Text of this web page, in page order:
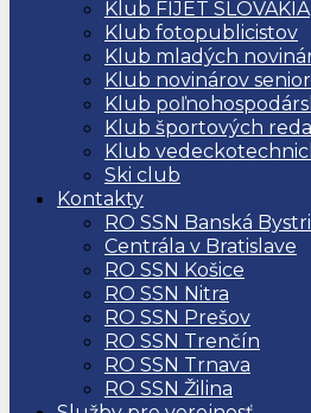
Klub FIJET SLOVAKIA
Klub fotopublicistov
Klub mladých
Klub novinárov
Klub
Klub športových
Klub
Ski club
Kontakty
RO SSN Banská
Centrála v Bratislave
RO SSN Košice
RO SSN Nitra
RO SSN Prešov
RO SSN Trenčín
RO SSN Trnava
RO SSN Žilina